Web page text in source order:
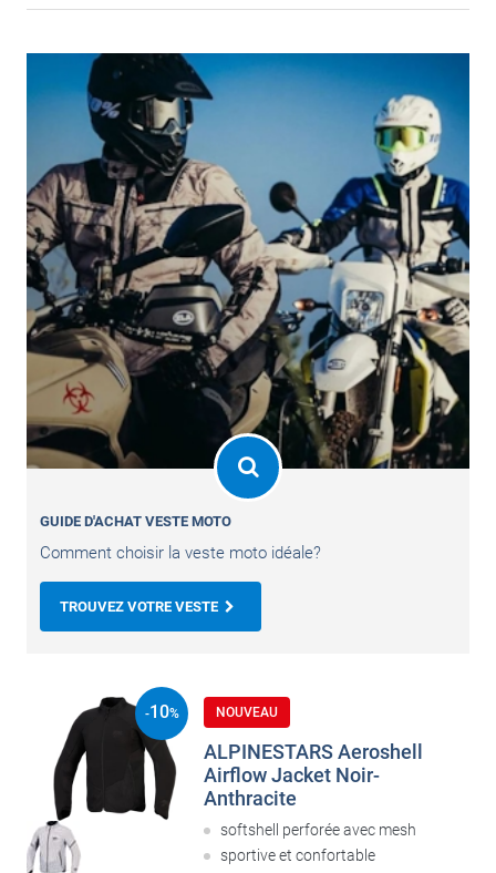
GUIDE D'ACHAT VESTE MOTO
Comment choisir la veste moto idéale?
TROUVEZ VOTRE VESTE
NOUVEAU
ALPINESTARS Aeroshell
Airflow Jacket Noir-
Anthracite
softshell perforée avec mesh
sportive et confortable
-10%